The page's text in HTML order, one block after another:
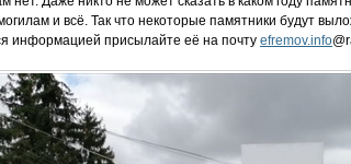
и всё. Так что некоторые памятники будут
информацией присылайте её на почту efremov.info